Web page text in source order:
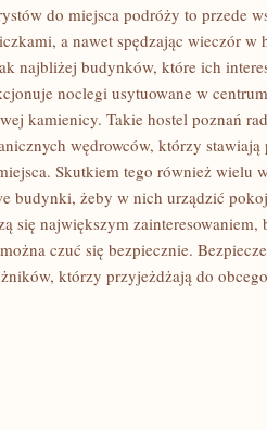
do miejsca podróży to przede
a nawet spędzając wieczór w
najbliżej budynków, które ich
noclegi usytuowane w
kamienicy. Takie hostel poznań
wędrowców, którzy
Skutkiem tego również wielu
budynki, żeby w nich urządzić
się największym zainteresowaniem,
czuć się bezpiecznie.
którzy przyjeżdżają do